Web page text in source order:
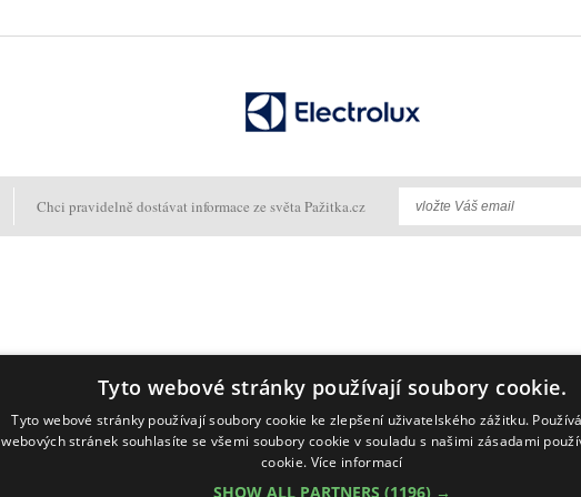
Chci pravidelně dostávat informace ze světa Pažitka.cz
Tyto webové stránky používají soubory cookie.
Tyto webové stránky používají soubory cookie ke zlepšení uživatelského zážitku.
webových stránek souhlasíte se všemi soubory cookie v souladu s našimi zásadami
cookie. Více informací
SHOW ALL PARTNERS (1196) →